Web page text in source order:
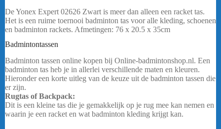
De Yonex Expert 02626 Zwart is meer dan alleen een racket tas.
Het is een ruime toernooi badminton tas voor alle kleding, schoenen
en badminton rackets. Afmetingen: 76 x 20.5 x 35cm
Badmintontassen
Badminton tassen online kopen bij Online-badmintonshop.nl. Een
badminton tas heb je in allerlei verschillende maten en kleuren.
Hieronder een korte uitleg van de keuze uit de badminton tassen die
er zijn.
Rugtas of Backpack:
Dit is een kleine tas die je gemakkelijk op je rug mee kan nemen en
waarin je een racket en wat badminton kleding krijgt kan.